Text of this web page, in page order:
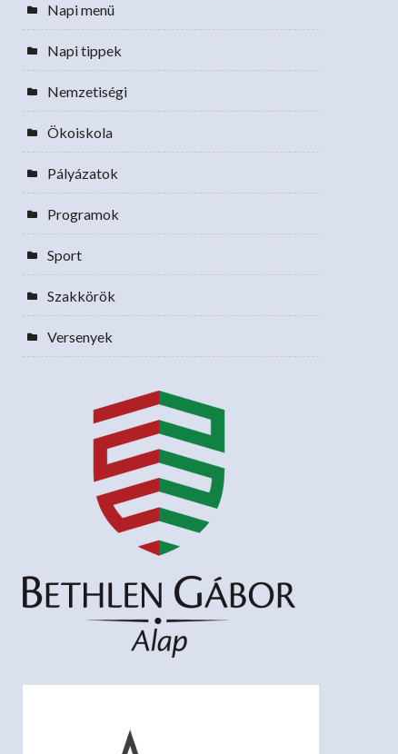
Napi menü
Napi tippek
Nemzetiségi
Ökoiskola
Pályázatok
Programok
Sport
Szakkörök
Versenyek